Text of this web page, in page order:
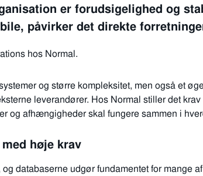
er forudsigelighed og
påvirker det direkte
hos Normal.
og større kompleksitet, men også et
leverandører. Hos Normal stiller det
og afhængigheder skal fungere sammen i
høje krav
databaserne udgør fundamentet for mange